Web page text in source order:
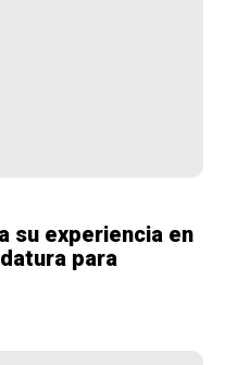
su experiencia en
para